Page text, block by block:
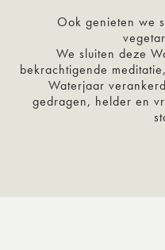
Ook genieten we
We sluiten deze
bekrachtigende
Waterjaar
gedragen, helder en